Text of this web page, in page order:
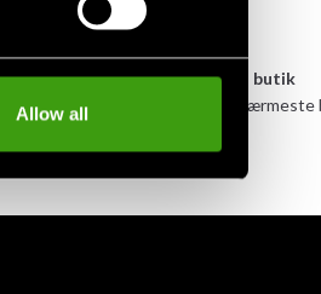
Allow all
Afhentes i butik
Bestil og afhent i nærmeste